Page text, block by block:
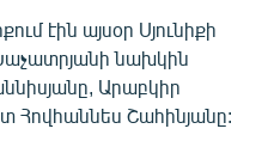
էին այսօր Սյունիքի
նախկին
Արաբկիր
Հովհաննես Շահինյանը: